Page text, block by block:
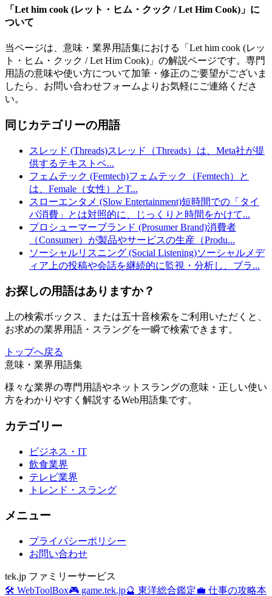
「 Let him cook (レット・ヒム・クック / Let Him Cook) 」に
ついて
当ページは、意味・業界用語集における「 Let him cook (レッ
ト・ヒム・クック / Let Him Cook) 」の解説ページです。専門
用語の意味や使い方について加筆・修正のご要望がございま
したら、お問い合わせフォームよりお気軽にご連絡くださ
い。
同じカテゴリーの用語
スレッド (Threads)スレッド（Threads）は、Meta社が提
供するテキストベ...
フェムテック (Femtech)フェムテック（Femtech）と
は、Female（女性）とT...
スローエンタメ (Slow Entertainment)短時間での「タイ
パ消費」とは対照的に、じっくりと時間をかけて...
プロシューマーブランド (Prosumer Brand)消費者
（Consumer）が製品やサービスの生産（Produ...
ソーシャルリスニング (Social Listening)ソーシャルメデ
ィア上の投稿や会話を継続的に監視・分析し、ブラ...
お探しの用語はありますか？
上の検索ボックス、または五十音検索をご利用いただくと、
お求めの業界用語・スラングを一瞬で検索できます。
トップへ戻る
意味・業界用語集
様々な業界の専門用語やネットスラングの意味・正しい使い
方をわかりやすく解説するWeb用語集です。
カテゴリー
ビジネス・IT
飲食業界
テレビ業界
トレンド・スラング
メニュー
プライバシーポリシー
お問い合わせ
tek.jp ファミリーサービス
🛠️ WebToolBox🎮 game.tek.jp🔮 東洋総合鑑定💼 仕事の攻略本